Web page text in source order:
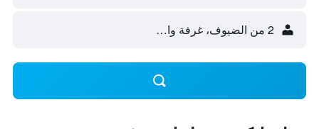
2 من الضيوف، غرفة واحدة